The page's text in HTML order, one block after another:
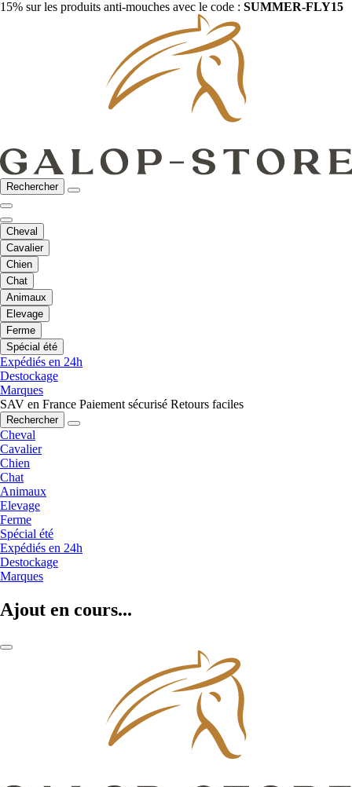
15% sur les produits anti-mouches avec le code : SUMMER-FLY15
Rechercher
Cheval
Cavalier
Chien
Chat
Animaux
Elevage
Ferme
Spécial été
Expédiés en 24h
Destockage
Marques
SAV en France Paiement sécurisé Retours faciles
Rechercher
Cheval
Cavalier
Chien
Chat
Animaux
Elevage
Ferme
Spécial été
Expédiés en 24h
Destockage
Marques
Ajout en cours...